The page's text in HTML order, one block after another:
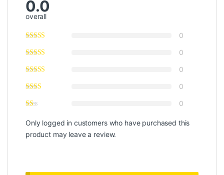
0.0
overall
0
0
0
0
0
Only logged in customers who have purchased this
product may leave a review.